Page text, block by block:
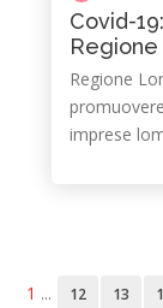
Covid-
Regione
imprese
1 ... 12 13